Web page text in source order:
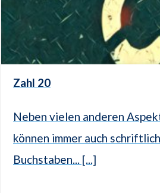
Zahl 20
Neben vielen anderen
können immer auch
Buchstaben... [...]